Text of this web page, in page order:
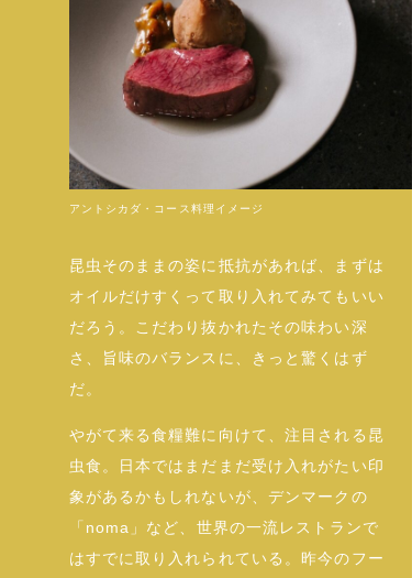
アントシカダ・コース料理イメージ
昆虫そのままの姿に抵抗があれば、まずは
オイルだけすくって取り入れてみてもいい
だろう。こだわり抜かれたその味わい深
さ、旨味のバランスに、きっと驚くはず
だ。
やがて来る食糧難に向けて、注目される昆
虫食。日本ではまだまだ受け入れがたい印
象があるかもしれないが、デンマークの
「noma」など、世界の一流レストランで
はすでに取り入れられている。昨今のフー